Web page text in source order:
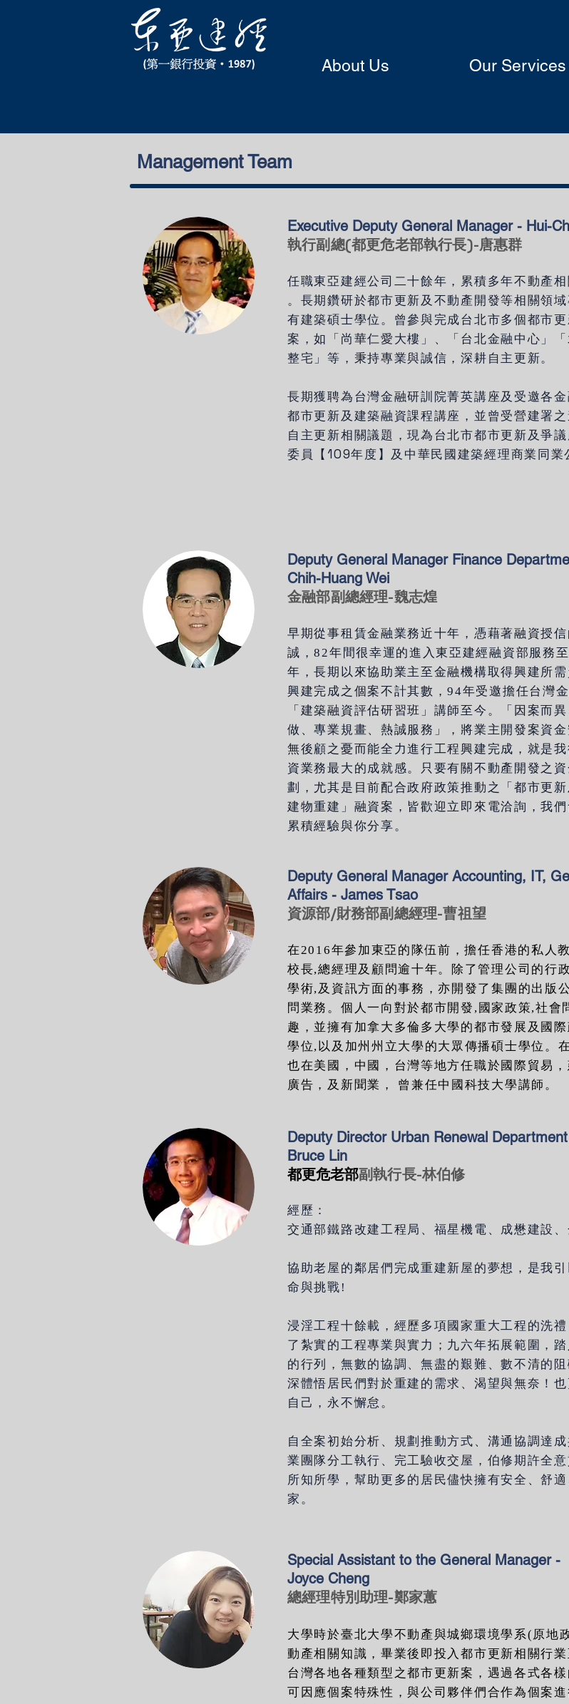
About Us Our Services
Management Team
Executive Deputy General Manager - Hui-
執行副總(都更危老部執行長)-唐惠群
任職東亞建經公司二十餘年，累積多年不動產
。長期鑽研於都市更新及不動產開發等相關領
有建築碩士學位。曾參與完成台北市多個都市
案，如「尚華仁愛大樓」、「台北金融中心」
整宅」等，秉持專業與誠信，深耕自主更新。
長期獲聘為台灣金融研訓院菁英講座及受邀各
都市更新及建築融資課程講座，並曾受營建署
自主更新相關議題，現為台北市都市更新及爭
委員【109年度】及中華民國建築經理商業同業
Deputy General Manager Finance
Chih-Huang Wei
金融部副總經理-魏志煌
早期從事租賃金融業務近十年，憑藉著融資授
誠，82年間很幸運的進入東亞建經融資部服務
年，長期以來協助業主至金融機構取得興建所需
興建完成之個案不計其數，94年受邀擔任台灣
「建築融資評估研習班」講師至今。「因案而
做、專業規畫、熱誠服務」，將業主開發案資金
無後顧之憂而能全力進行工程興建完成，就是
資業務最大的成就感。只要有關不動產開發之
劃，尤其是目前配合政府政策推動之「都市更
建物重建」融資案，皆歡迎立即來電洽詢，我
累積經驗與你分享。
Deputy General Manager Accounting, IT,
Affairs - James Tsao
資源部/財務部副總經理-曹祖望
在2016年參加東亞的隊伍前，擔任香港的私人
校長,總經理及顧問逾十年。除了管理公司的行
學術,及資訊方面的事務，亦開發了集團的出版
問業務。個人一向對於都市開發,國家政策,社會
趣，並擁有加拿大多倫多大學的都市發展及國
學位,以及加州州立大學的大眾傳播碩士學位。
也在美國，中國，台灣等地方任職於國際貿易，
廣告，及新聞業， 曾兼任中國科技大學講師。
Deputy Director Urban Renewal
Bruce Lin
都更危老部副執行長-林伯修
經歷：
交通部鐵路改建工程局、福星機電、成懋建設
協助老屋的鄰居們完成重建新屋的夢想，是我
命與挑戰!
浸淫工程十餘載，經歷多項國家重大工程的洗
了紮實的工程專業與實力；九六年拓展範圍，
的行列，無數的協調、無盡的艱難、數不清的
深體悟居民們對於重建的需求、渴望與無奈！
自己，永不懈怠。
自全案初始分析、規劃推動方式、溝通協調達
業團隊分工執行、完工驗收交屋，伯修期許全
所知所學，幫助更多的居民儘快擁有安全、舒
家。
Special Assistant to the General Manager -
Joyce Cheng
總經理特別助理-鄭家蕙
大學時於臺北大學不動產與城鄉環境學系(原地
動產相關知識，畢業後即投入都市更新相關行
台灣各地各種類型之都市更新案，遇過各式各
可因應個案特殊性，與公司夥伴們合作為個案